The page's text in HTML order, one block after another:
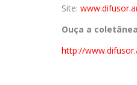
Site:
Ouça a
http://